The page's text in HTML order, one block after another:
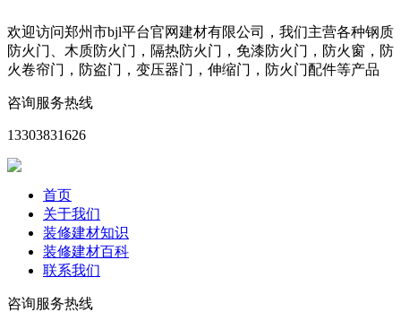
欢迎访问郑州市bjl平台官网建材有限公司，我们主营各种钢质
防火门、木质防火门，隔热防火门，免漆防火门，防火窗，防
火卷帘门，防盗门，变压器门，伸缩门，防火门配件等产品
咨询服务热线
13303831626
首页
关于我们
装修建材知识
装修建材百科
联系我们
咨询服务热线